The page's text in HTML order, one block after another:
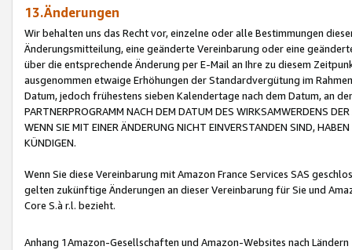
13.Änderungen
Wir behalten uns das Recht vor, einzelne oder alle Bestimmungen
Änderungsmitteilung, eine geänderte Vereinbarung oder eine
über die entsprechende Änderung per E-Mail an Ihre zu diesem
ausgenommen etwaige Erhöhungen der Standardvergütung im
Datum, jedoch frühestens sieben Kalendertage nach dem Datum, an
PARTNERPROGRAMM NACH DEM DATUM DES WIRKSAMWERDENS
WENN SIE MIT EINER ÄNDERUNG NICHT EINVERSTANDEN SIND,
KÜNDIGEN.
Wenn Sie diese Vereinbarung mit Amazon France Services SAS
gelten zukünftige Änderungen an dieser Vereinbarung für Sie und
Core S.à r.l. bezieht.
Anhang 1Amazon-Gesellschaften und Amazon-Websites nach Ländern